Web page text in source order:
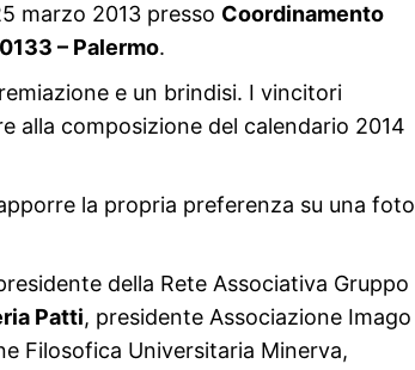
marzo 2013 presso Coordinamento
– Palermo.
e un brindisi. I vincitori
alla composizione del calendario 2014
la propria preferenza su una foto
della Rete Associativa Gruppo
Patti, presidente Associazione Imago
Filosofica Universitaria Minerva,